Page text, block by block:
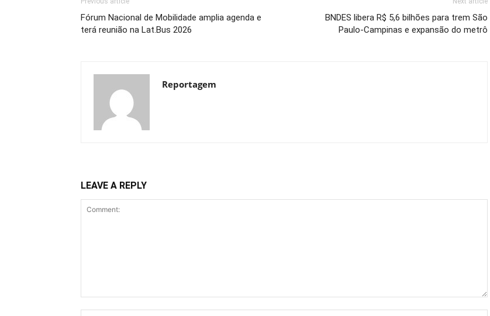
Fórum Nacional de Mobilidade amplia agenda e
terá reunião na Lat.Bus 2026
BNDES libera R$ 5,6 bilhões para trem São
Paulo-Campinas e expansão do metrô
Reportagem
LEAVE A REPLY